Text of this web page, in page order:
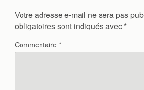
Votre adresse e-mail ne sera pas
obligatoires sont indiqués avec *
Commentaire*